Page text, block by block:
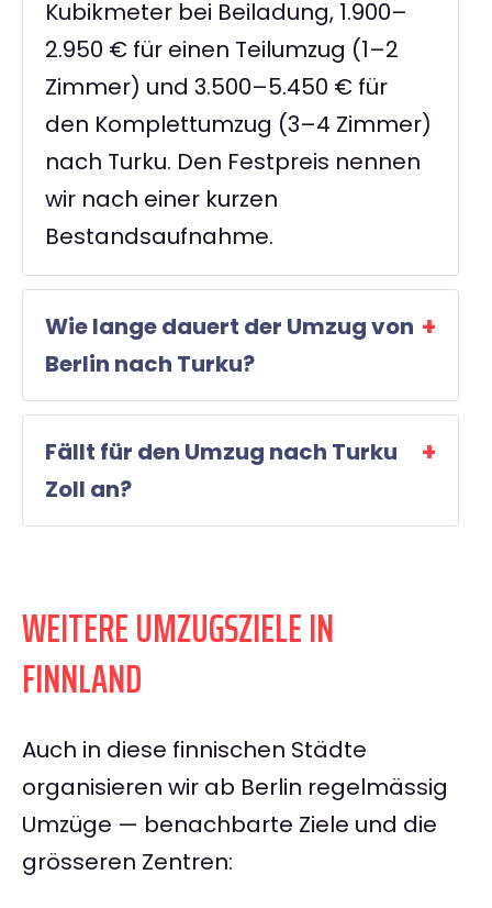
Kubikmeter bei Beiladung, 1.900–
2.950 € für einen Teilumzug (1–2
Zimmer) und 3.500–5.450 € für
den Komplettumzug (3–4 Zimmer)
nach Turku. Den Festpreis nennen
wir nach einer kurzen
Bestandsaufnahme.
Wie lange dauert der Umzug von
Berlin nach Turku?
Fällt für den Umzug nach Turku
Zoll an?
WEITERE UMZUGSZIELE IN
FINNLAND
Auch in diese finnischen Städte
organisieren wir ab Berlin regelmässig
Umzüge — benachbarte Ziele und die
grösseren Zentren: